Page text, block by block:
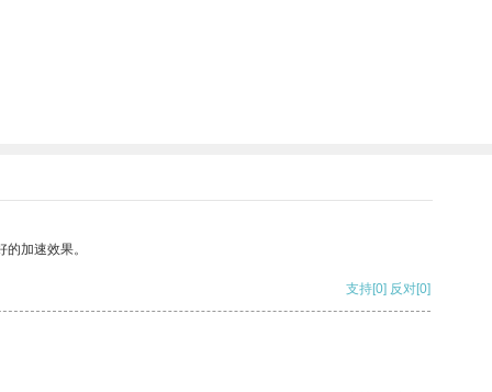
加速效果。
支持[0] 反对[0]